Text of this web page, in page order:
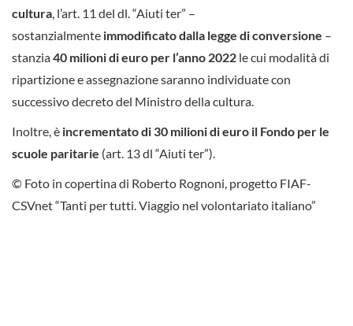
cultura , l’art. 11 del dl. “Aiuti ter” –
sostanzialmente immodificato dalla legge di conversione –
stanzia40 milioni di euro per l’anno 2022 le cui modalità di
ripartizione e assegnazione saranno individuate con
successivo decreto del Ministro della cultura.
Inoltre, è incrementato di 30 milioni di euro il Fondo per le
scuole paritarie (art. 13 dl “Aiuti ter”).
© Foto in copertina di Roberto Rognoni, progetto FIAF-
CSVnet “Tanti per tutti. Viaggio nel volontariato italiano”